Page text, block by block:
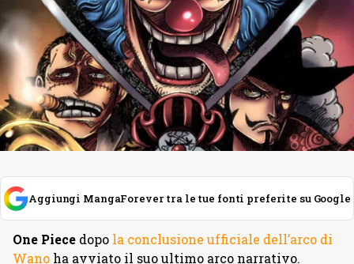
Aggiungi MangaForever tra le tue fonti preferite su Google
One Piece dopo la conclusione ufficiale dell’arco di
Wano ha avviato il suo ultimo arco narrativo.